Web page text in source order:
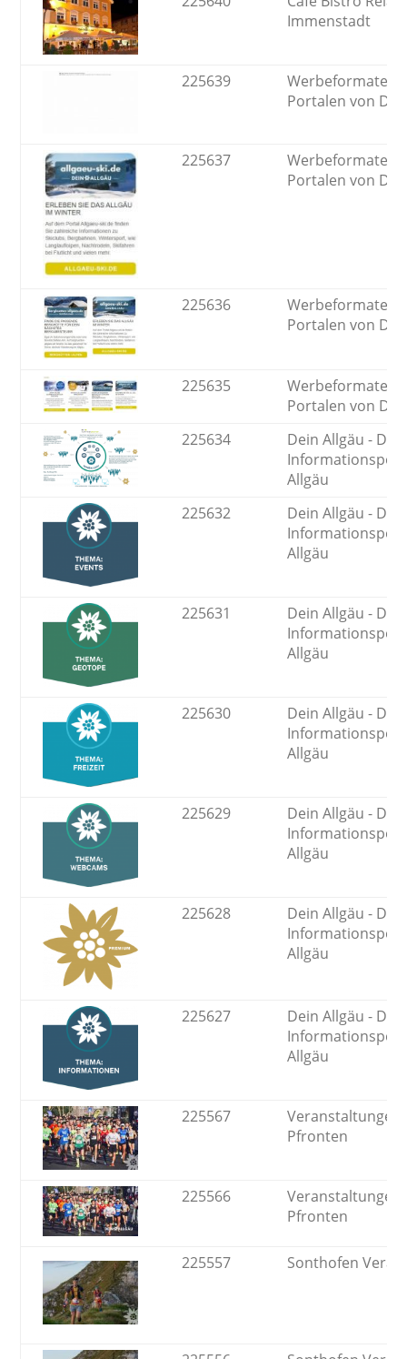
Immenstadt
225639
Werbeformate
Portalen von
225637
Werbeformate
Portalen von
225636
Werbeformate
Portalen von
225635
Werbeformate
Portalen von
225634
Dein Allgäu - Das
Allgäu
225632
Dein Allgäu - Das
Allgäu
225631
Dein Allgäu - Das
Allgäu
225630
Dein Allgäu - Das
Allgäu
225629
Dein Allgäu - Das
Allgäu
225628
Dein Allgäu - Das
Allgäu
225627
Dein Allgäu - Das
Allgäu
225567
Veranstaltungen
Pfronten
225566
Veranstaltungen
Pfronten
225557 Sonthofen